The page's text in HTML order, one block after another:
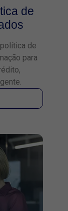
de
de
para